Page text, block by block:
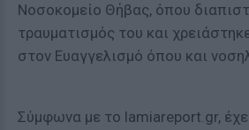
Νοσοκομείο Θήβας, όπου
τραυματισμός του και
στον Ευαγγελισμό όπου και
Σύμφωνα με το lamiareport.gr,